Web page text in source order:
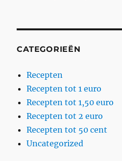
CATEGORIEËN
Recepten
Recepten tot 1 euro
Recepten tot 1,50 euro
Recepten tot 2 euro
Recepten tot 50 cent
Uncategorized